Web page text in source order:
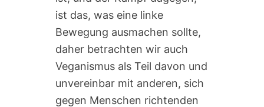
ist das, was eine linke
Bewegung ausmachen sollte,
daher betrachten wir auch
Veganismus als Teil davon und
unvereinbar mit anderen, sich
gegen Menschen richtenden